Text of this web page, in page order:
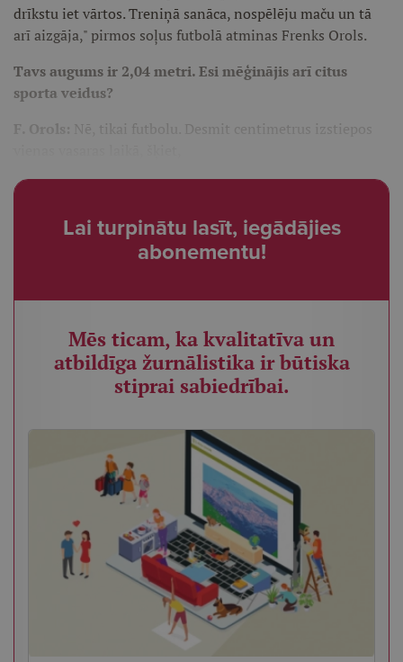
drīkstu iet vārtos. Treniņā sanāca, nospēlēju maču un tā
arī aizgāja," pirmos soļus futbolā atminas Frenks Orols.
Tavs augums ir 2,04 metri. Esi mēģinājis arī citus
sporta veidus?
F. Orols: Nē, tikai futbolu. Desmit centimetrus izstiepos
Lai turpinātu lasīt, iegādājies
abonementu!
Mēs ticam, ka kvalitatīva un
atbildīga žurnālistika ir būtiska
stiprai sabiedrībai.